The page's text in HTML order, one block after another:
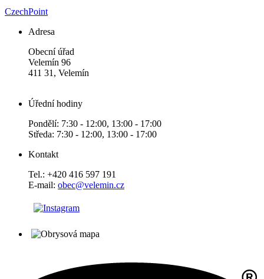
CzechPoint
Adresa
Obecní úřad
Velemín 96
411 31, Velemín
Úřední hodiny
Pondělí: 7:30 - 12:00, 13:00 - 17:00
Středa: 7:30 - 12:00, 13:00 - 17:00
Kontakt
Tel.: +420 416 597 191
E-mail: obec@velemin.cz